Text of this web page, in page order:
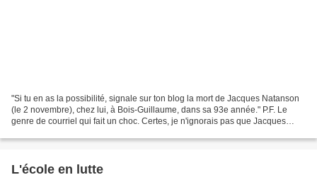
"Si tu en as la possibilité, signale sur ton blog la mort de Jacques Natanson
(le 2 novembre), chez lui, à Bois-Guillaume, dans sa 93e année." P.F. Le
genre de courriel qui fait un choc. Certes, je n'ignorais pas que Jacques
L'école en lutte